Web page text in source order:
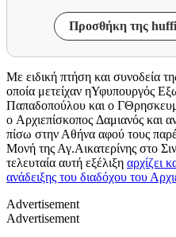
Προσθήκη της
Με ειδική πτήση και συνοδεία
οποία μετείχαν ηΥφυπουργός
Παπαδοπούλου και ο
ο Aρχιεπίσκοπος Δαμιανός και
πίσω στην Αθήνα αφού τους
Μονή της Αγ.Αικατερίνης στο
τελευταία αυτή εξέλιξη αρχίζει
ανάδειξης του διαδόχου του
Advertisement
Advertisement